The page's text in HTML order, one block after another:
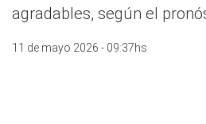
agradables, según el
11 de mayo 2026 - 09:37hs